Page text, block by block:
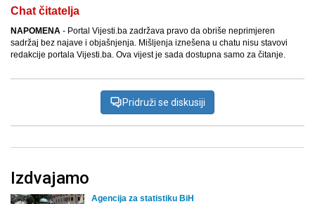
Chat čitatelja
NAPOMENA - Portal Vijesti.ba zadržava pravo da obriše neprimjeren
sadržaj bez najave i objašnjenja. Mišljenja iznešena u chatu nisu stavovi
redakcije portala Vijesti.ba. Ova vijest je sada dostupna samo za čitanje.
Pridruži se diskusiji
Izdvajamo
Agencija za statistiku BiH